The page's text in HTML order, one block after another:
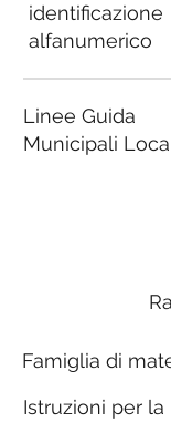
identificazione
alfanumerico
Linee Guida
Municipali
Famiglia di
Istruzioni per la